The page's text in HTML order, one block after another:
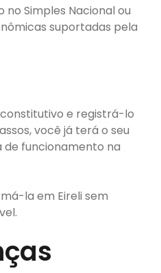
Simples Nacional ou
suportadas pela
e registrá-lo
você já terá o seu
de funcionamento na
la em Eireli sem